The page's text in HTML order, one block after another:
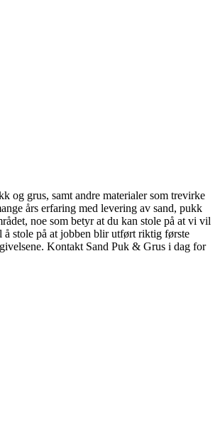
og grus, samt andre materialer som trevirke
års erfaring med levering av sand, pukk
noe som betyr at du kan stole på at vi vil
stole på at jobben blir utført riktig første
Kontakt Sand Puk & Grus i dag for